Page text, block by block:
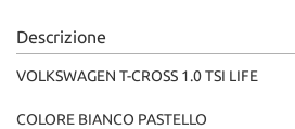
Descrizione
VOLKSWAGEN T-CROSS 1.0 TSI LIFE
COLORE BIANCO PASTELLO